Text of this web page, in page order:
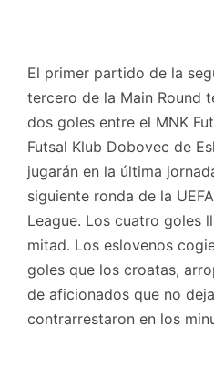
El primer partido de la
tercero de la Main Round
dos goles entre el MNK
Futsal Klub Dobovec de
jugarán en la última
siguiente ronda de la
League. Los cuatro goles
mitad. Los eslovenos
goles que los croatas,
de aficionados que no
contrarrestaron en los